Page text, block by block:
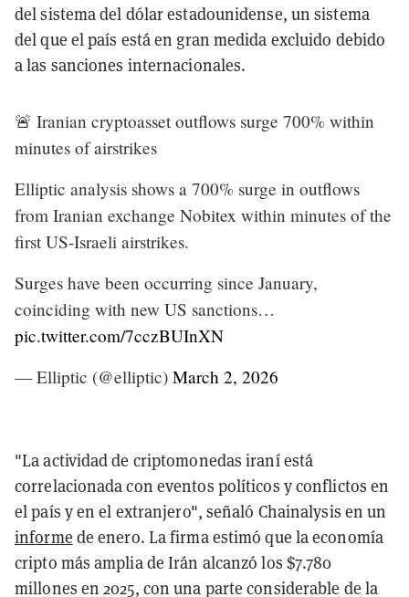
del sistema del dólar estadounidense, un sistema
del que el país está en gran medida excluido debido
a las sanciones internacionales.
🚨 Iranian cryptoasset outflows surge 700% within
minutes of airstrikes
Elliptic analysis shows a 700% surge in outflows
from Iranian exchange Nobitex within minutes of the
first US-Israeli airstrikes.
Surges have been occurring since January,
coinciding with new US sanctions…
pic.twitter.com/7cczBUInXN
— Elliptic (@elliptic) March 2, 2026
"La actividad de criptomonedas iraní está
correlacionada con eventos políticos y conflictos en
el país y en el extranjero", señaló Chainalysis en un
informe de enero. La firma estimó que la economía
cripto más amplia de Irán alcanzó los $7.780
millones en 2025, con una parte considerable de la